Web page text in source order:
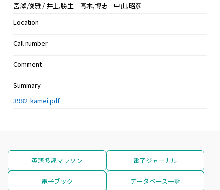
宮澤,俊雅 / 井上,勝生 高木,博志 中山,昭彦
Location
Call number
Comment
Summary
3982_kamei.pdf
英語多読マラソン 電子ジャーナル
電子ブック データベース一覧